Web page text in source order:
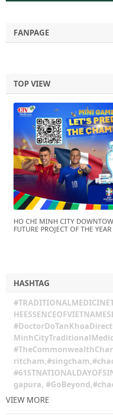
FANPAGE
TOP VIEW
HO CHI MINH CITY
FUTURE PROJECT OF THE YEAR
Previous
HASHTAG
gapura,
VIEW MORE